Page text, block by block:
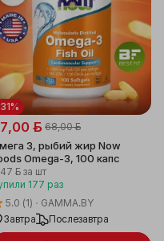
ƃ 68,00 ƃ
3, рыбий жир Now
Omega-3, 100 капс
ƃза шт
177 раз
5.0 (1)
GAMMA.BY
Завтра
Послезавтра